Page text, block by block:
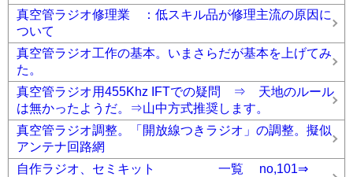
真空管ラジオ修理業 ：低スキル品が修理主流の原因に
ついて
真空管ラジオ工作の基本。いまさらだが基本を上げてみ
た。
真空管ラジオ用455Khz IFTでの疑問 ⇒ 天地のルール
は無かったようだ。⇒山中方式推奨します。
真空管ラジオ調整。「開放線つきラジオ」の調整。擬似
アンテナ回路網
自作ラジオ、セミキット 一覧 no,101⇒